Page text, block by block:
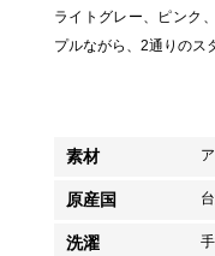
ライトグレー、ピンク
プルながら、2通りのス
素材
原産国
洗濯